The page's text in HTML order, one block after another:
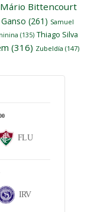
Mário Bittencourt
(261) Samuel
(135) Thiago Silva
(316) Zubeldía (147)
FLU
IRV